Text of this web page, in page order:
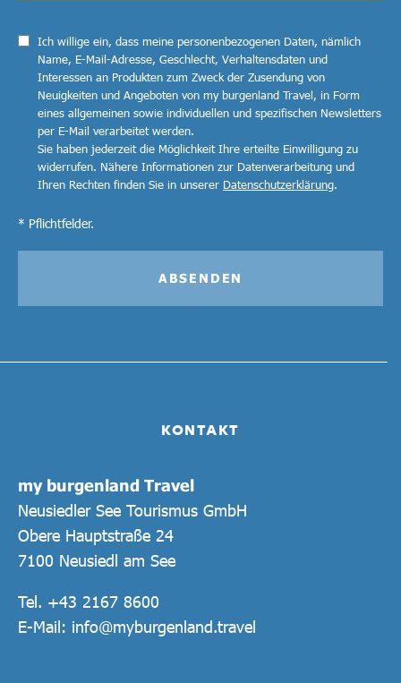
KONTAKT
my burgenland Travel
Neusiedler See Tourismus GmbH
Obere Hauptstraße 24
7100 Neusiedl am See
Tel. +43 2167 8600
E-Mail: info@myburgenland.travel
Ich willige ein, dass meine personenbezogenen Daten, nämlich
Name, E-Mail-Adresse, Geschlecht, Verhaltensdaten und
Interessen an Produkten zum Zweck der Zusendung von
Neuigkeiten und Angeboten von my burgenland Travel, in Form
eines allgemeinen sowie individuellen und spezifischen Newsletters
per E-Mail verarbeitet werden.
Sie haben jederzeit die Möglichkeit Ihre erteilte Einwilligung zu
widerrufen. Nähere Informationen zur Datenverarbeitung und
Ihren Rechten finden Sie in unserer Datenschutzerklärung.
* Pflichtfelder.
ABSENDEN